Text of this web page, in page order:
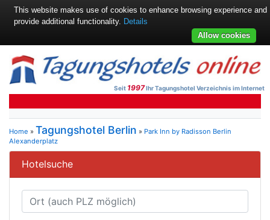
Seit 1997Ihr Tagungshotel Verzeichnis im Internet
Home » Tagungshotel Berlin » Park Inn by Radisson Berlin
Alexanderplatz
Hotelsuche
This website makes use of cookies to enhance browsing experience and
provide additional functionality. Details
Allow cookies